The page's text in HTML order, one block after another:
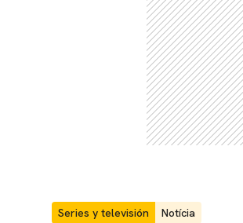
Series y televisión Notícia